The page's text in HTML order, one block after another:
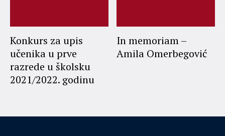
Konkurs za upis
učenika u prve
razrede u školsku
2021/2022. godinu
In memoriam –
Amila Omerbegović